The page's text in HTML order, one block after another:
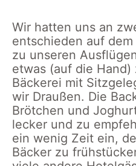
Wir hatten uns an
entschieden auf
zu unseren
etwas (auf die Hand)
Bäckerei mit
wir Draußen. Die
Brötchen und
lecker und zu
ein wenig Zeit ein,
Bäcker zu